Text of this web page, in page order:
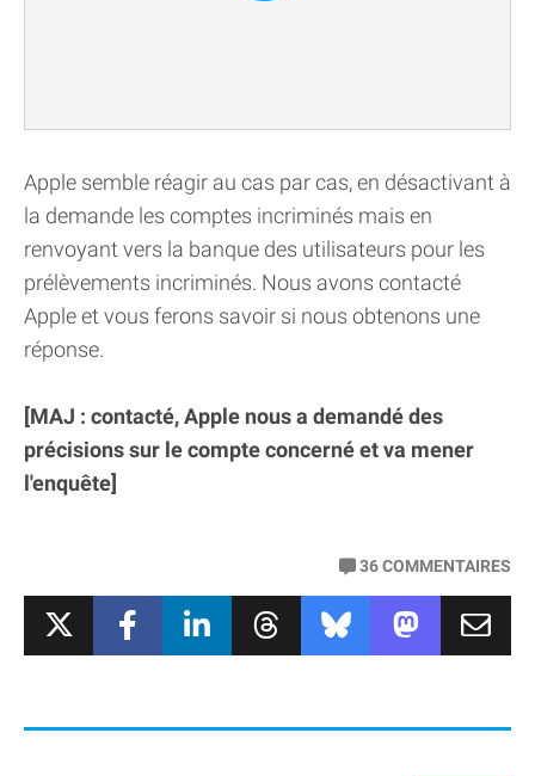
Apple semble réagir au cas par cas, en désactivant à
la demande les comptes incriminés mais en
renvoyant vers la banque des utilisateurs pour les
prélèvements incriminés. Nous avons contacté
Apple et vous ferons savoir si nous obtenons une
réponse.
[MAJ : contacté, Apple nous a demandé des
précisions sur le compte concerné et va mener
l'enquête]
36COMMENTAIRES